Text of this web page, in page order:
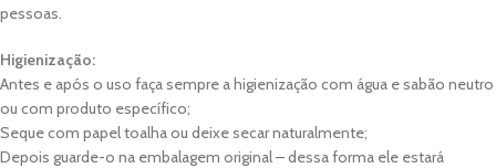
pessoas.
Higienização:
Antes e após o uso faça sempre a higienização com água e sabão neutro
ou com produto específico;
Seque com papel toalha ou deixe secar naturalmente;
Depois guarde-o na embalagem original – dessa forma ele estará